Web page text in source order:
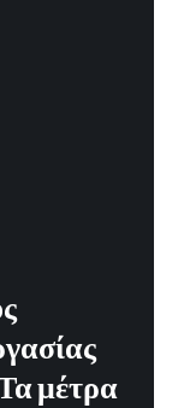
μέτρα